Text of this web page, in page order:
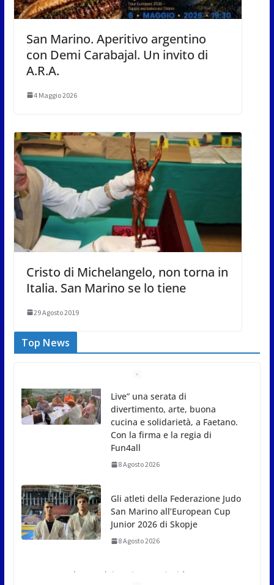
San Marino. Aperitivo argentino
con Demi Carabajal. Un invito di
A.R.A.
4 Maggio 2026
Cristo di Michelangelo, non torna in
Italia. San Marino se lo tiene
29 Agosto 2019
Top News
Gli atleti della Federazione Judo
San Marino all’European Cup
Junior 2026 di Skopje
8 Agosto 2026
grande scultore Marcello
Sgattoni